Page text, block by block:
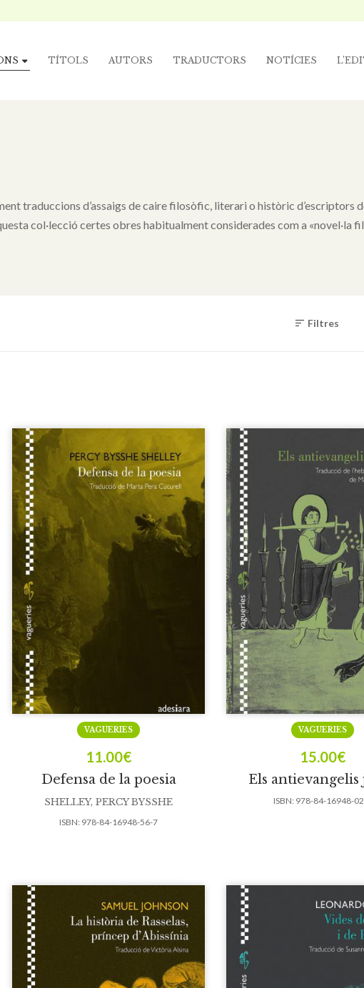
TÍTOLS AUTORS TRADUCTORS NOTÍCIES
traduccions d’assaigs de caire filosòfic, literari o històric
col·lecció certes obres habitualment considerades com a «novel·la
Filtres
Defensa de la poesia
VAGUERIES
11.00€
SHELLEY, PERCY BYSSHE
ISBN: 978-84-16948-56-7
Els antievangelis
VAGUERIES
15.00€
ISBN: 978-84-16948-